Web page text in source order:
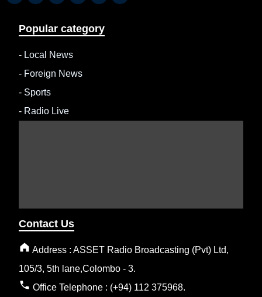
Popular category
- Local News
- Foreign News
- Sports
- Radio Live
Contact Us
Address : ASSET Radio Broadcasting (Pvt) Ltd,
105/3, 5th lane,Colombo - 3.
Office Telephone : (+94) 112 375968.